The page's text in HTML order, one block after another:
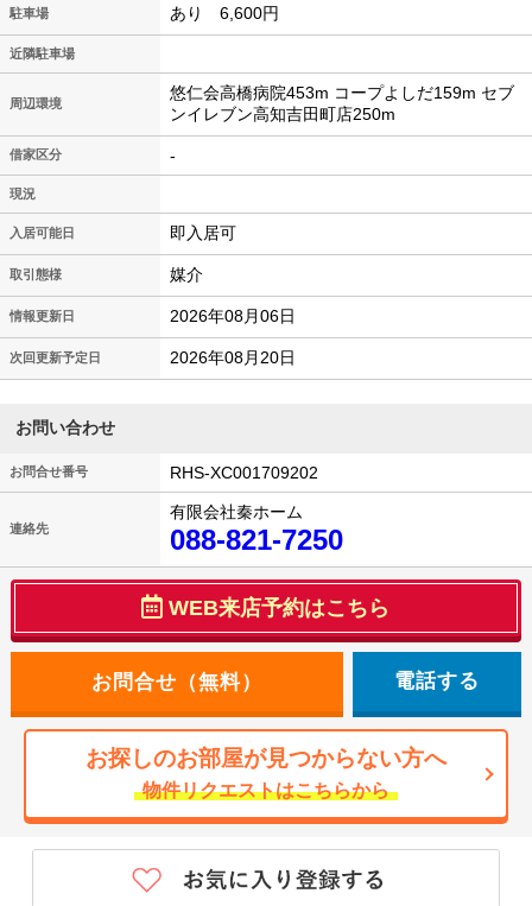
駐車場 あり 6,600円
近隣駐車場
周辺環境
悠仁会高橋病院453m コープよしだ159m セブ
ンイレブン高知吉田町店250m
借家区分 -
現況
入居可能日 即入居可
取引態様 媒介
情報更新日 2026年08月06日
次回更新予定日 2026年08月20日
お問い合わせ
お問合せ番号 RHS-XC001709202
連絡先
有限会社秦ホーム
088-821-7250
WEB来店予約はこちら
電話する
お探しのお部屋が見つからない方へ
物件リクエストはこちらから